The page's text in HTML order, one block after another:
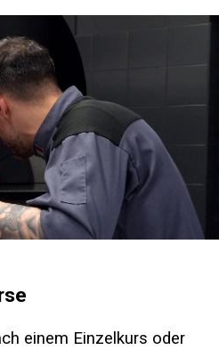
einem Einzelkurs oder